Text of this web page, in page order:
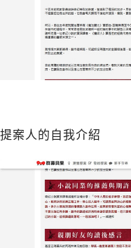
提案人的自我介紹